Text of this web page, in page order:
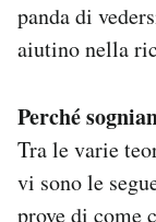
panda di
aiutino nella
Perché
Tra le varie
vi sono le
prove di come